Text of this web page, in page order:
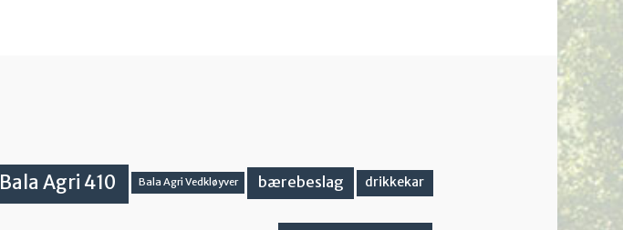
Bala Agri 410 Bala Agri Vedkløyver bærebeslag drikkekar